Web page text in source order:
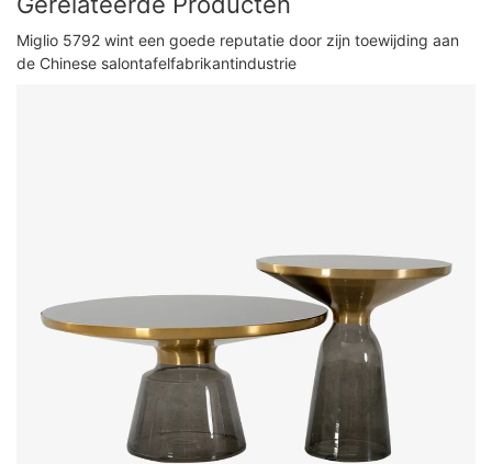
Miglio 5792 wint een goede reputatie door zijn toewijding aan
de Chinese salontafelfabrikantindustrie